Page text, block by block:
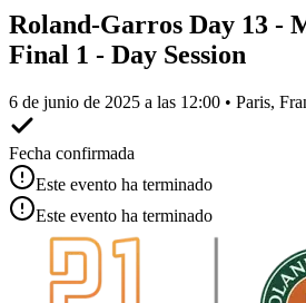
Roland-Garros Day 13 -
Final 1 - Day Session
6 de junio de 2025 a las 12:00 • Paris,
Fecha confirmada
Este evento ha terminado
Este evento ha terminado